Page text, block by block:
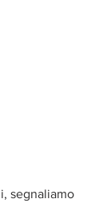
segnaliamo